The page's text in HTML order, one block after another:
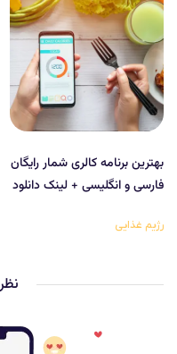
بهترین برنامه کالری شمار رایگان
فارسی و انگلیسی + لینک دانلود
رژیم غذایی